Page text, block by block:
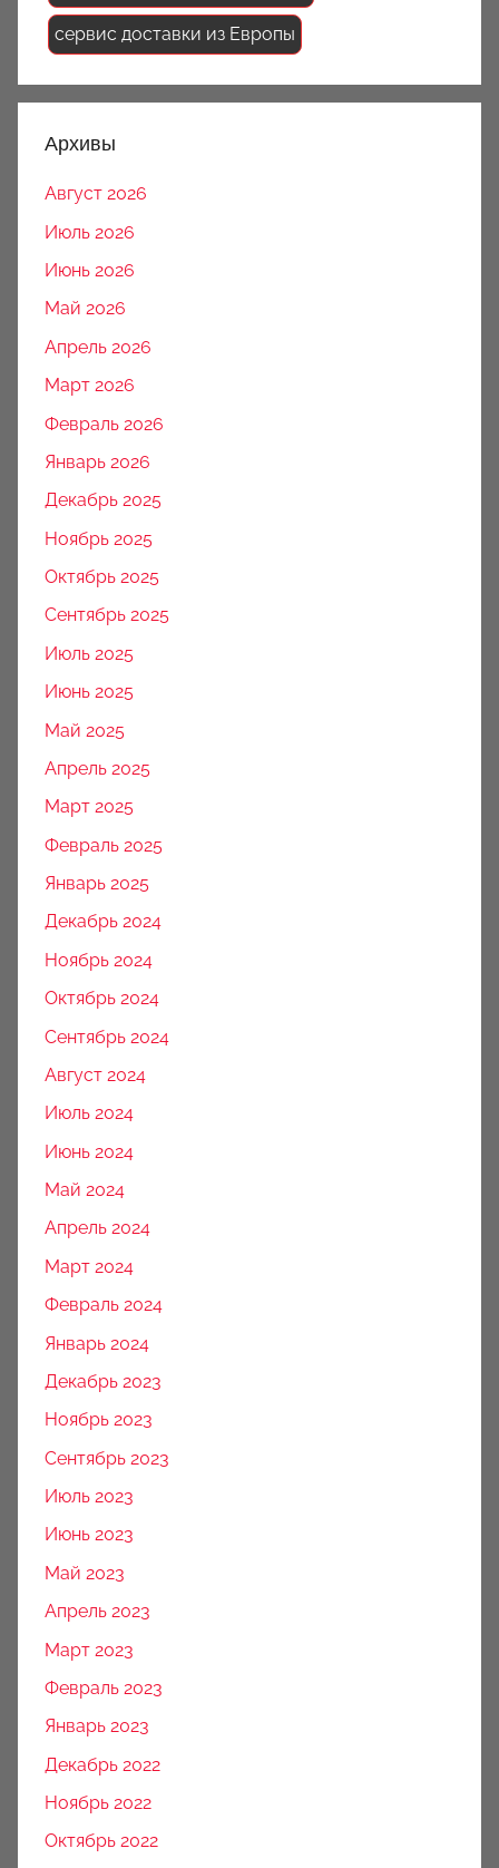
сервис доставки из Европы
Архивы
Август 2026
Июль 2026
Июнь 2026
Май 2026
Апрель 2026
Март 2026
Февраль 2026
Январь 2026
Декабрь 2025
Ноябрь 2025
Октябрь 2025
Сентябрь 2025
Июль 2025
Июнь 2025
Май 2025
Апрель 2025
Март 2025
Февраль 2025
Январь 2025
Декабрь 2024
Ноябрь 2024
Октябрь 2024
Сентябрь 2024
Август 2024
Июль 2024
Июнь 2024
Май 2024
Апрель 2024
Март 2024
Февраль 2024
Январь 2024
Декабрь 2023
Ноябрь 2023
Сентябрь 2023
Июль 2023
Июнь 2023
Май 2023
Апрель 2023
Март 2023
Февраль 2023
Январь 2023
Декабрь 2022
Ноябрь 2022
Октябрь 2022